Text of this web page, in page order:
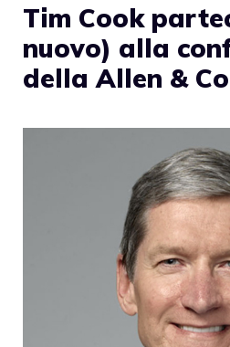
Tim Cook
nuovo) alla
della Allen &